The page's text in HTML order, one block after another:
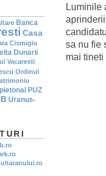
Luminile
sa nu fie
mai
Banca
Casa
Cismigiu
Dunarii
Vacaresti
Ordinul
pietonal PUZ
Uranus-